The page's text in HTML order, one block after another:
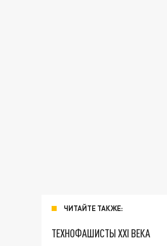
ЧИТАЙТЕ ТАКЖЕ:
ТЕХНОФАШИСТЫ XXI ВЕКА